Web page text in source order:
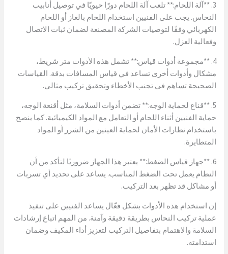
3. **آلة اللحام:** تلعب آلة اللحام دورًا حيويًا في توصيل أنابيب
النحاس. يجب على الفنيين استخدام اللحام بالغاز أو اللحام
الكهربائي وفقًا لتوصيات الشركة المصنعة لضمان ثبات الاتصال
وفعالية العزل.
4. **مجموعة أدوات قياس:** تشمل هذه الأدوات متر شريط،
مشكال وأدوات أخرى تساعد في قياس المسافات بدقة. القياسات
الصحيحة تساهم في تجنب الأخطاء وتحقيق تركيب مثالي.
5. **قناع لحماية الوجه:** تضمن أدوات السلامة، مثل أقنعة الوجه،
حماية الفنيين أثناء اللحام أو التعامل مع المواد الكيميائية. كما ينصح
باستخدام نظارات الأمان لحماية العينين من الشرر أو المواد
المتطايرة.
6. **جهاز قياس الضغط:** يعتبر هذا الجهاز ضروريًا لتأكد من أن
النظام يعمل تحت الضغط المناسب. يساعد على تحديد أي تسربات
أو مشاكل قد تظهر بعد التركيب.
إن استخدام هذه الأدوات بشكل فعّال يساعد الفنيين على تنفيذ
عملية تركيب النحاس بطريقة دقيقة وآمنة. من المهم اتباع إرشادات
السلامة والاهتمام بتفاصيل التركيب لتعزيز أداء المكيف وضمان
استدامته.